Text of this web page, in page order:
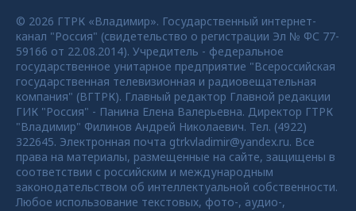
© 2026 ГТРК «Владимир». Государственный интернет-
канал "Россия" (свидетельство о регистрации Эл № ФС 77-
59166 от 22.08.2014). Учредитель - федеральное
государственное унитарное предприятие "Всероссийская
государственная телевизионная и радиовещательная
компания" (ВГТРК). Главный редактор Главной редакции
ГИК "Россия" - Панина Елена Валерьевна. Директор ГТРК
"Владимир" Филинов Андрей Николаевич. Тел. (4922)
322645. Электронная почта gtrkvladimir@yandex.ru. Все
права на материалы, размещенные на сайте, защищены в
соответствии с российским и международным
законодательством об интеллектуальной собственности.
Любое использование текстовых, фото-, аудио-,